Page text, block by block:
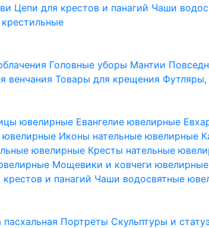
Цепи для крестов и панагий Чаши
Головные уборы Мантии
венчанияТовары для крещения
ювелирные Евангелие ювелирные
ювелирные Иконы нательные ювелирные
ювелирные Кресты нательные
Мощевики и ковчеги ювелирные
и панагий Чаши водосвятные
пасхальная Портреты Скульптуры и